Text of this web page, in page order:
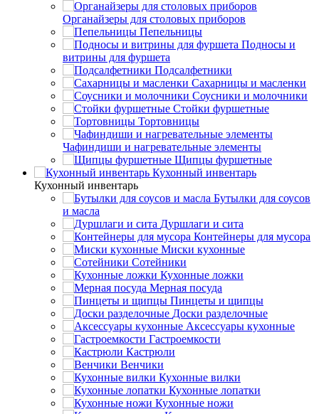
Органайзеры для столовых приборов
Пепельницы
Подносы и
витрины для фуршета
Подсалфетники
Сахарницы и масленки
Соусники и молочники
Стойки фуршетные
Тортовницы
Чафиндиши и нагревательные элементы
Щипцы фуршетные
Кухонный инвентарь
Кухонный инвентарь
Бутылки для соусов
и масла
Дуршлаги и сита
Контейнеры для мусора
Миски кухонные
Сотейники
Кухонные ложки
Мерная посуда
Пинцеты и щипцы
Доски разделочные
Аксессуары кухонные
Гастроемкости
Кастрюли
Венчики
Кухонные вилки
Кухонные лопатки
Кухонные ножи